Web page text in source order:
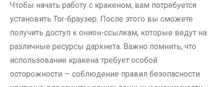
Чтобы начать работу с кракеном, вам потребуется
установить Tor-браузер. После этого вы сможете
получить доступ к онион-ссылкам, которые ведут на
различные ресурсы даркнета. Важно помнить, что
использование кракена требует особой
осторожности — соблюдение правил безопасности